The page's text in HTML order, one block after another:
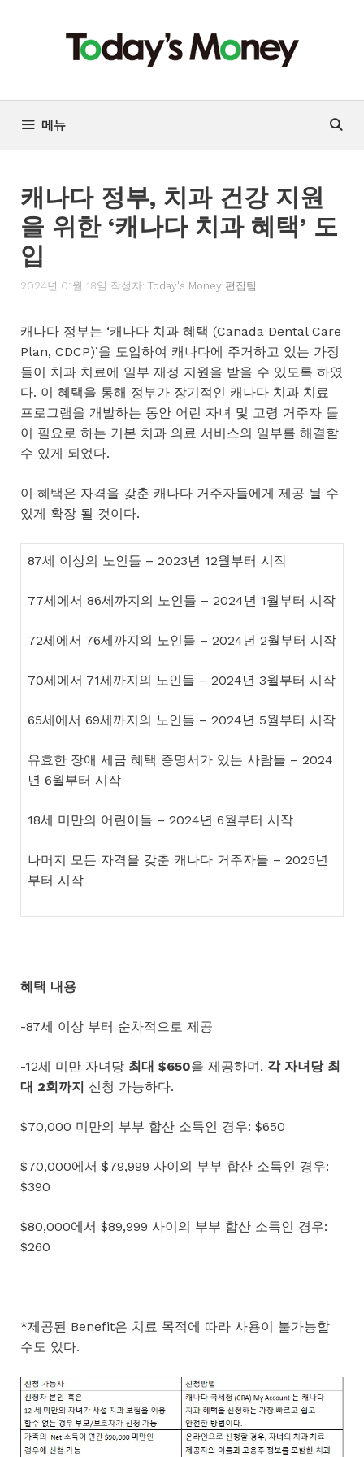
기
메뉴
캐나다 정부, 치과 건강 지원
을 위한 ‘캐나다 치과 혜택’ 도
입
2024년 01월 18일 작성자: Today's Money 편집팀
캐나다 정부는 ‘캐나다 치과 혜택 (Canada Dental Care
Plan, CDCP)’을 도입하여 캐나다에 주거하고 있는 가정
들이 치과 치료에 일부 재정 지원을 받을 수 있도록 하였
다. 이 혜택을 통해 정부가 장기적인 캐나다 치과 치료
프로그램을 개발하는 동안 어린 자녀 및 고령 거주자 들
이 필요로 하는 기본 치과 의료 서비스의 일부를 해결할
수 있게 되었다.
이 혜택은 자격을 갖춘 캐나다 거주자들에게 제공 될 수
있게 확장 될 것이다.
87세 이상의 노인들 – 2023년 12월부터 시작
77세에서 86세까지의 노인들 – 2024년 1월부터 시작
72세에서 76세까지의 노인들 – 2024년 2월부터 시작
70세에서 71세까지의 노인들 – 2024년 3월부터 시작
65세에서 69세까지의 노인들 – 2024년 5월부터 시작
유효한 장애 세금 혜택 증명서가 있는 사람들 – 2024
년 6월부터 시작
18세 미만의 어린이들 – 2024년 6월부터 시작
나머지 모든 자격을 갖춘 캐나다 거주자들 – 2025년
부터 시작
혜택 내용
-87세 이상 부터 순차적으로 제공
-12세 미만 자녀당 최대 $650을 제공하며, 각 자녀당 최
대 2회까지 신청 가능하다.
$70,000 미만의 부부 합산 소득인 경우: $650
$70,000에서 $79,999 사이의 부부 합산 소득인 경우:
$390
$80,000에서 $89,999 사이의 부부 합산 소득인 경우:
$260
*제공된 Benefit은 치료 목적에 따라 사용이 불가능할
수도 있다.